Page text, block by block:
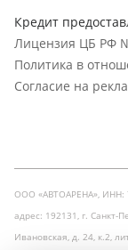
Кредит
Лицензия ЦБ РФ
Политика в
Согласие на
ООО «АВТОАРЕНА», ИНН:
адрес: 192131, г. Санкт-
Ивановская, д. 24, к.2,